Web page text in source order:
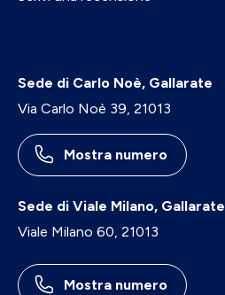
Sede di Carlo Noè, Gallarate
Via Carlo Noè 39, 21013
Mostra numero
Sede di Viale Milano, Gallarate
Viale Milano 60, 21013
Mostra numero